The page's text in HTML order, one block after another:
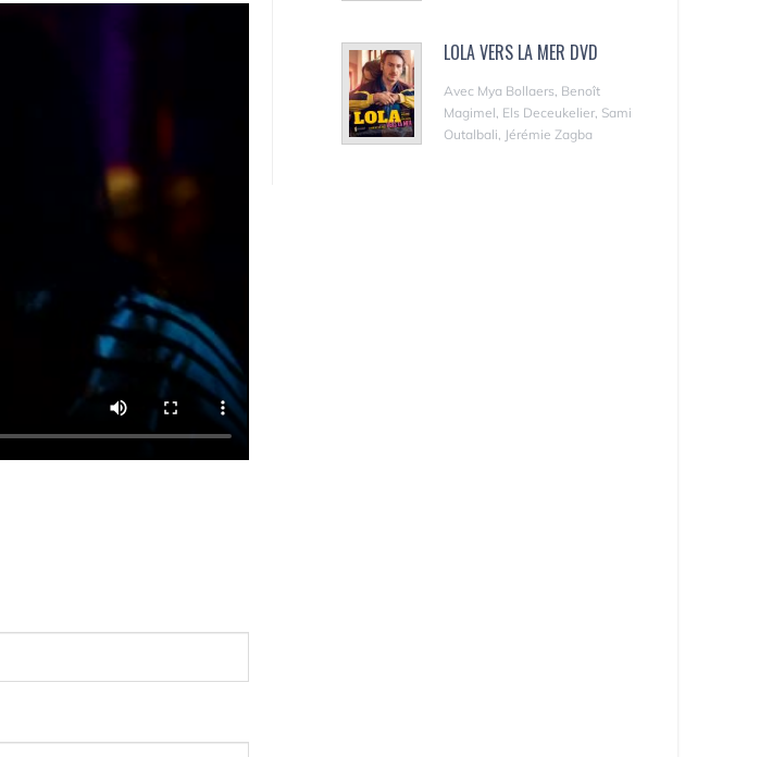
LOLA VERS LA MER DVD
Avec Mya Bollaers, Benoît
Magimel, Els Deceukelier, Sami
Outalbali, Jérémie Zagba